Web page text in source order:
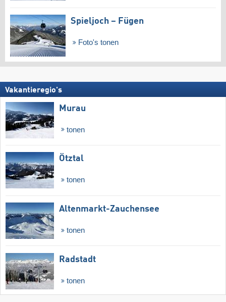
Spieljoch – Fügen
Foto's tonen
Vakantieregio's
Murau
tonen
Ötztal
tonen
Altenmarkt-Zauchensee
tonen
Radstadt
tonen